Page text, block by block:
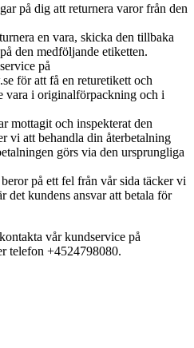
på dig att returnera varor från den
en vara, skicka den tillbaka
den medföljande etiketten.
på
för att få en returetikett och
vara i originalförpackning och i
mottagit och inspekterat den
vi att behandla din återbetalning
görs via den ursprungliga
på ett fel från vår sida täcker vi
det kundens ansvar att betala för
vår kundservice på
telefon +4524798080.